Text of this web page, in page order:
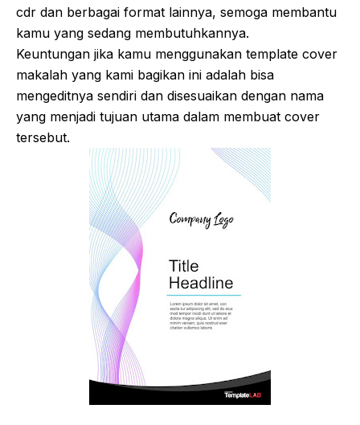
cdr dan berbagai format lainnya, semoga membantu
kamu yang sedang membutuhkannya.
Keuntungan jika kamu menggunakan template cover
makalah yang kami bagikan ini adalah bisa
mengeditnya sendiri dan disesuaikan dengan nama
yang menjadi tujuan utama dalam membuat cover
tersebut.